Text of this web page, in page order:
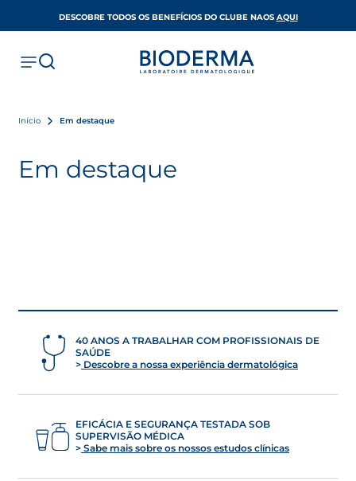
DESCOBRE TODOS OS BENEFÍCIOS DO CLUBE NAOS AQUIOPENS IN A
Início Em destaque
Em destaque
40 ANOS A TRABALHAR COM PROFISSIONAIS DE
SAÚDE
Descobre a nossa experiência dermatológica
EFICÁCIA E SEGURANÇA TESTADA SOB
SUPERVISÃO MÉDICA
Sabe mais sobre os nossos estudos clínicas